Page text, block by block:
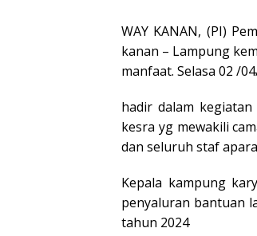
WAY KANAN, (PI)
kanan – Lampung
manfaat. Selasa 02 /
hadir dalam
kesra yg mewakili
dan seluruh staf
Kepala kampung
penyaluran bantuan
tahun 2024